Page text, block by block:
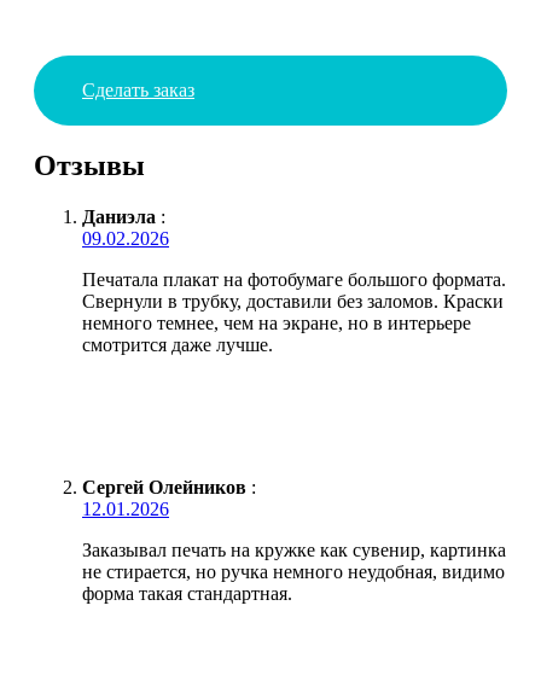
Сделать заказ
Отзывы
Даниэла :
09.02.2026
Печатала плакат на фотобумаге большого формата.
Свернули в трубку, доставили без заломов. Краски
немного темнее, чем на экране, но в интерьере
смотрится даже лучше.
Сергей Олейников :
12.01.2026
Заказывал печать на кружке как сувенир, картинка
не стирается, но ручка немного неудобная, видимо
форма такая стандартная.